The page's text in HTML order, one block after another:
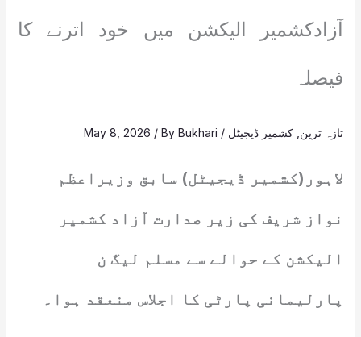
آزادکشمیر الیکشن میں خود اترنے کا
فیصلہ
تازہ ترین کشمیر ڈیجیٹل /
May 8, 2026 / ByBukhari
لاہور(کشمیر ڈیجیٹل) سابق وزیراعظم
نواز شریف کی زیر صدارت آزاد کشمیر
الیکشن کے حوالے سے مسلم لیگ ن
پارلیمانی پارٹی کا اجلاس منعقد ہوا۔